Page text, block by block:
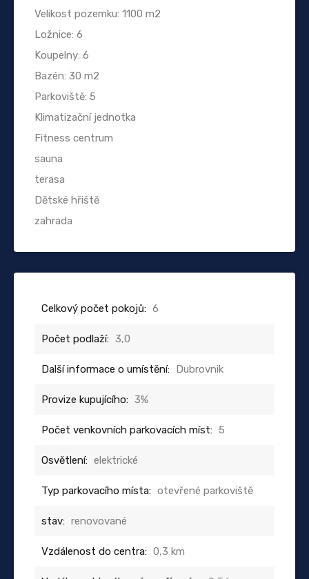
Velikost pozemku: 1100 m2
Ložnice: 6
Koupelny: 6
Bazén: 30 m2
Parkoviště: 5
Klimatizační jednotka
Fitness centrum
sauna
terasa
Dětské hřiště
zahrada
Celkový počet pokojů: 6
Počet podlaží: 3,0
Další informace o umístění: Dubrovnik
Provize kupujícího: 3%
Počet venkovních parkovacích míst: 5
Osvětlení: elektrické
Typ parkovacího místa: otevřené parkoviště
stav: renovované
Vzdálenost do centra: 0,3 km